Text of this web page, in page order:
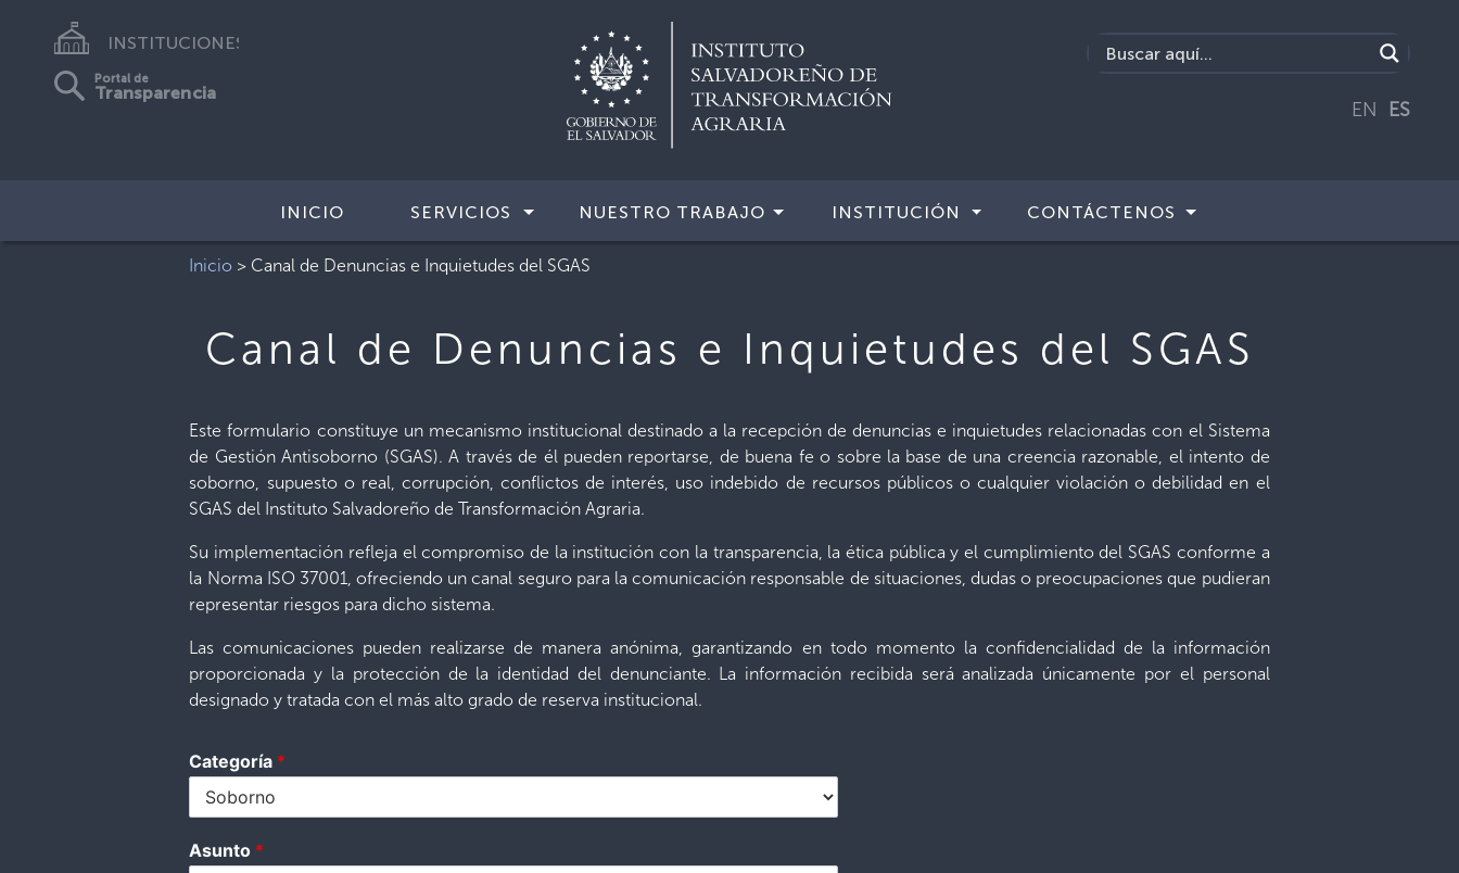
INSTITUCIONES
Portal de
Transparencia
EN ES
INICIO SERVICIOS NUESTRO TRABAJO INSTITUCIÓN CONTÁCTENOS
Inicio > Canal de Denuncias e Inquietudes del SGAS
Canal de Denuncias e Inquietudes del SGAS
Este formulario constituye un mecanismo institucional destinado a la recepción de denuncias e inquietudes relacionadas con el Sistema
de Gestión Antisoborno (SGAS). A través de él pueden reportarse, de buena fe o sobre la base de una creencia razonable, el intento de
soborno, supuesto o real, corrupción, conflictos de interés, uso indebido de recursos públicos o cualquier violación o debilidad en el
SGAS del Instituto Salvadoreño de Transformación Agraria.
Su implementación refleja el compromiso de la institución con la transparencia, la ética pública y el cumplimiento del SGAS conforme a
la Norma ISO 37001, ofreciendo un canal seguro para la comunicación responsable de situaciones, dudas o preocupaciones que pudieran
representar riesgos para dicho sistema.
Las comunicaciones pueden realizarse de manera anónima, garantizando en todo momento la confidencialidad de la información
proporcionada y la protección de la identidad del denunciante. La información recibida será analizada únicamente por el personal
designado y tratada con el más alto grado de reserva institucional.
Categoría *
s
u
Asunto *